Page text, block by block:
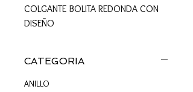
COLGANTE BOLITA REDONDA CON
DISEÑO
CATEGORIA
ANILLO